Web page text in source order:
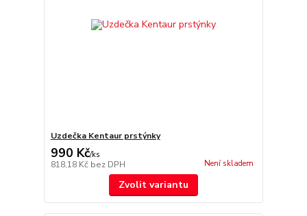
Uzdečka Kentaur prstýnky
990 Kč/ks
818,18 Kč bez DPH Není skladem
Zvolit variantu